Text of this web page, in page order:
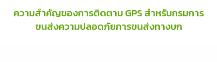
ความสำคัญของการติดตาม GPS สำหรับกรมการ
ขนส่งความปลอดภัยการขนส่งทางบก